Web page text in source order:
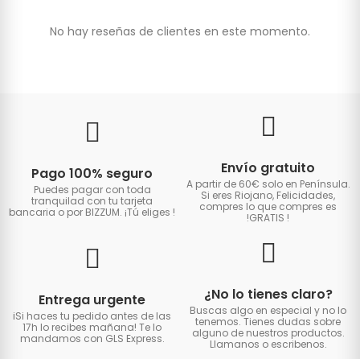
No hay reseñas de clientes en este momento.
Pago 100% seguro
Puedes pagar con toda
tranquilad con tu tarjeta
bancaria o por BIZZUM. ¡Tú eliges !
Envío gratuito
A partir de 60€ solo en Península.
Si eres Riojano, Felicidades,
compres lo que compres es
!GRATIS !
Entrega urgente
iSi haces tu pedido antes de las
17h lo recibes mañana! Te lo
mandamos con GLS Express.
¿No lo tienes claro?
Buscas algo en especial y no lo
tenemos. Tienes dudas sobre
alguno de nuestros productos.
Llamanos o escribenos.